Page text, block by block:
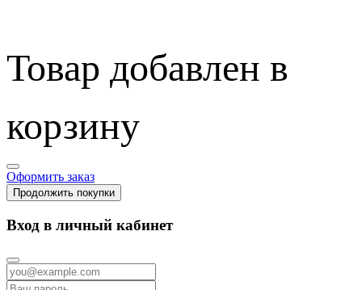
Товар добавлен в
корзину
Оформить заказ
Продолжить покупки
Вход в личный кабинет